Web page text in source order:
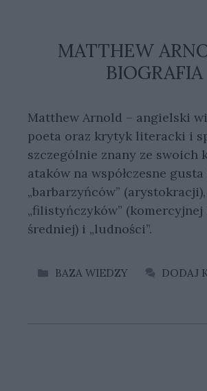
MATTHEW
BIOGRAFIA
Matthew Arnold – angielski
poeta oraz krytyk literacki i
szczególnie znany ze swoich
ataków na współczesne
„barbarzyńców” (arystokracji),
„filistyńczyków” (komercyjnej
średniej) i „ludności”.
KATEGORIE
BAZA WIEDZY DODAJ